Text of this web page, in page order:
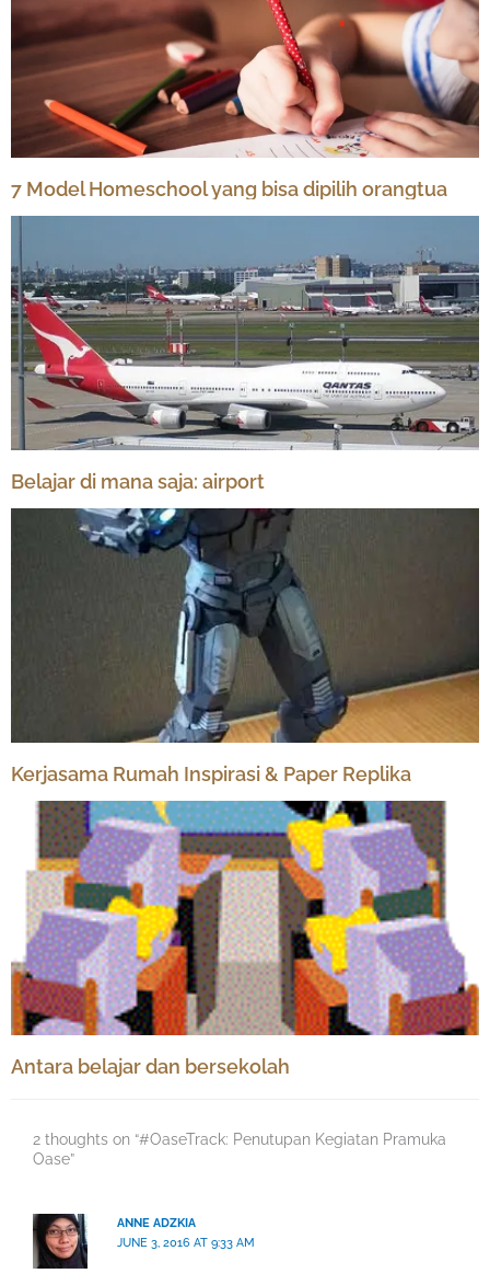
7 Model Homeschool yang bisa dipilih orangtua
Belajar di mana saja: airport
Kerjasama Rumah Inspirasi & Paper Replika
Antara belajar dan bersekolah
2 thoughts on “#OaseTrack: Penutupan Kegiatan Pramuka
Oase”
ANNE ADZKIA
JUNE 3, 2016 AT 9:33 AM